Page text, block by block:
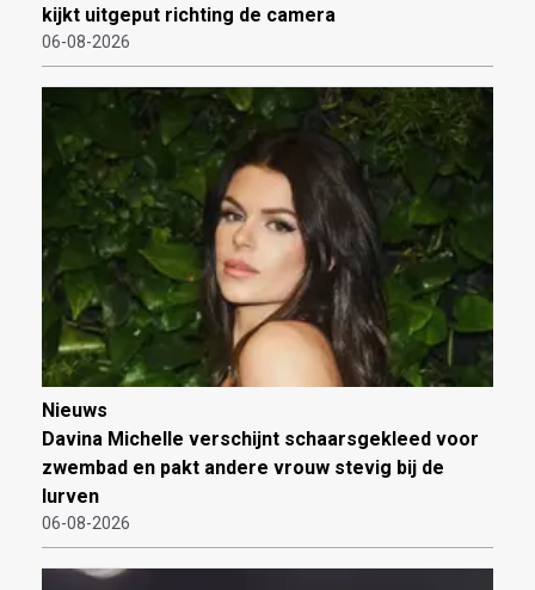
kijkt uitgeput richting de camera
06-08-2026
Nieuws
Davina Michelle verschijnt schaarsgekleed voor
zwembad en pakt andere vrouw stevig bij de
lurven
06-08-2026